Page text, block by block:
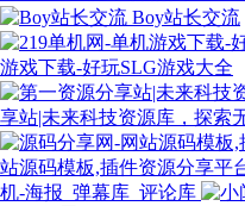
Boy站长交流
游戏下载-好玩SLG游戏大全
享站|未来科技资源库，探索
站源码模板,插件资源分享平
机-海报_弹幕库_评论库